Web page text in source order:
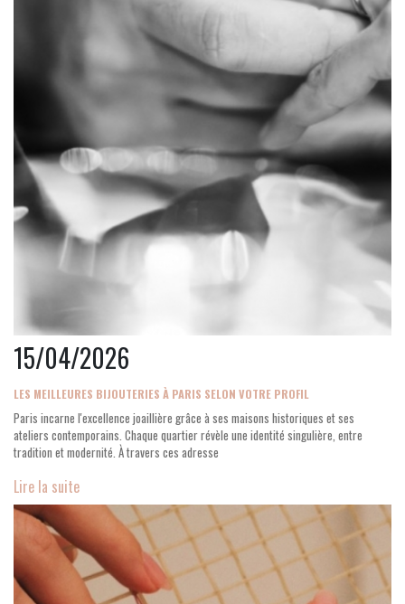
15/04/2026
LES MEILLEURES BIJOUTERIES À PARIS SELON VOTRE PROFIL
Paris incarne l'excellence joaillière grâce à ses maisons historiques et ses
ateliers contemporains. Chaque quartier révèle une identité singulière, entre
tradition et modernité. À travers ces adresse
Lire la suite